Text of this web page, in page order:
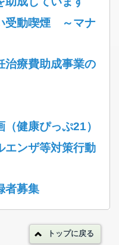
受動喫煙 ～マナ
治療費助成事業の
健康ぴっぷ21）
エンザ等対策行動
者募集
トップに戻る